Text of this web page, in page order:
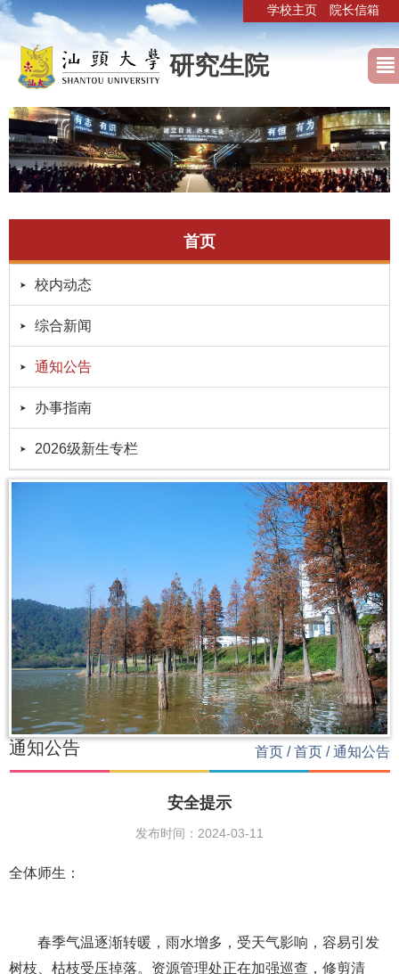
学校主页 院长信箱
研究生院
首页
校内动态
综合新闻
通知公告
办事指南
2026级新生专栏
通知公告 首页 /首页 /通知公告
安全提示
发布时间：2024-03-11
全体师生：
春季气温逐渐转暖，雨水增多，受天气影响，容易引发
树枝、枯枝受压掉落。资源管理处正在加强巡查，修剪清